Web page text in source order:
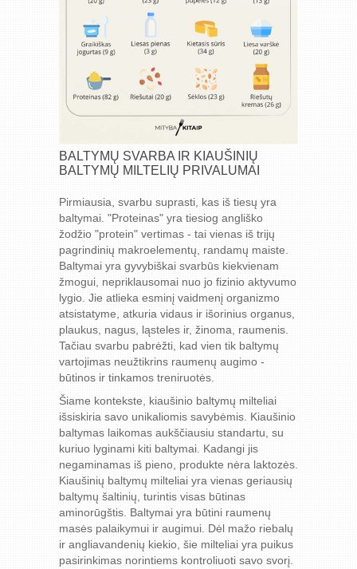
BALTYMŲ SVARBA IR KIAUŠINIŲ
BALTYMŲ MILTELIŲ PRIVALUMAI
Pirmiausia, svarbu suprasti, kas iš tiesų yra
baltymai. "Proteinas" yra tiesiog angliško
žodžio "protein" vertimas - tai vienas iš trijų
pagrindinių makroelementų, randamų maiste.
Baltymai yra gyvybiškai svarbūs kiekvienam
žmogui, nepriklausomai nuo jo fizinio aktyvumo
lygio. Jie atlieka esminį vaidmenį organizmo
atsistatyme, atkuria vidaus ir išorinius organus,
plaukus, nagus, ląsteles ir, žinoma, raumenis.
Tačiau svarbu pabrėžti, kad vien tik baltymų
vartojimas neužtikrins raumenų augimo -
būtinos ir tinkamos treniruotės.
Šiame kontekste, kiaušinio baltymų milteliai
išsiskiria savo unikaliomis savybėmis. Kiaušinio
baltymas laikomas aukščiausiu standartu, su
kuriuo lyginami kiti baltymai. Kadangi jis
negaminamas iš pieno, produkte nėra laktozės.
Kiaušinių baltymų milteliai yra vienas geriausių
baltymų šaltinių, turintis visas būtinas
aminorūgštis. Baltymai yra būtini raumenų
masės palaikymui ir augimui. Dėl mažo riebalų
ir angliavandenių kiekio, šie milteliai yra puikus
pasirinkimas norintiems kontroliuoti savo svorį.